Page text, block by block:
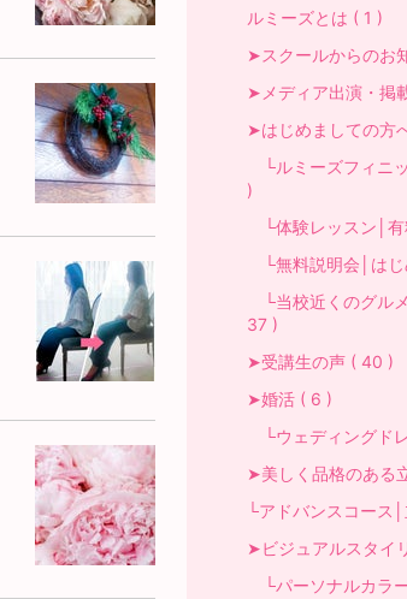
ルミーズとは ( 1 )
➤スクールからのお
➤メディア出演・掲
➤はじめましての方
└ルミーズフィニ
)
└体験レッスン│
└無料説明会│はじ
└当校近くのグル
37 )
➤受講生の声 ( 40 )
➤婚活 ( 6 )
└ウェディングド
➤美しく品格のある
└アドバンスコース
➤ビジュアルスタイ
└パーソナルカラ